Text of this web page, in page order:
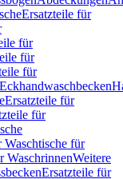
Ersatzteile für
für
für
für
Eckhandwaschbecken
Ersatzteile für
für
Waschtische für
WaschrinnenWeitere
Ersatzteile für